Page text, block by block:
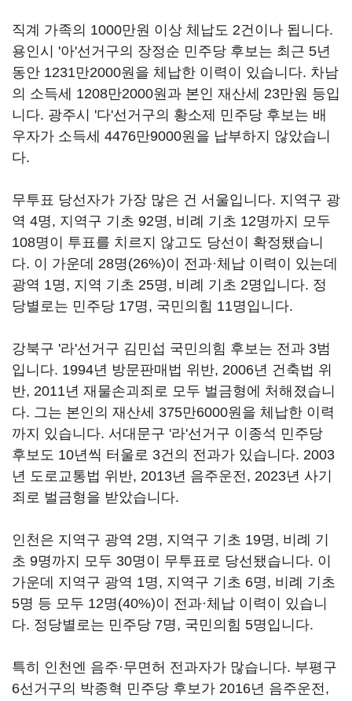
직계 가족의 1000만원 이상 체납도 2건이나 됩니다.
용인시 '아'선거구의 장정순 민주당 후보는 최근 5년
동안 1231만2000원을 체납한 이력이 있습니다. 차남
의 소득세 1208만2000원과 본인 재산세 23만원 등입
니다. 광주시 '다'선거구의 황소제 민주당 후보는 배
우자가 소득세 4476만9000원을 납부하지 않았습니
다.
무투표 당선자가 가장 많은 건 서울입니다. 지역구 광
역 4명, 지역구 기초 92명, 비례 기초 12명까지 모두
108명이 투표를 치르지 않고도 당선이 확정됐습니
다. 이 가운데 28명(26%)이 전과·체납 이력이 있는데
광역 1명, 지역 기초 25명, 비례 기초 2명입니다. 정
당별로는 민주당 17명, 국민의힘 11명입니다.
강북구 '라'선거구 김민섭 국민의힘 후보는 전과 3범
입니다. 1994년 방문판매법 위반, 2006년 건축법 위
반, 2011년 재물손괴죄로 모두 벌금형에 처해졌습니
다. 그는 본인의 재산세 375만6000원을 체납한 이력
까지 있습니다. 서대문구 '라'선거구 이종석 민주당
후보도 10년씩 터울로 3건의 전과가 있습니다. 2003
년 도로교통법 위반, 2013년 음주운전, 2023년 사기
죄로 벌금형을 받았습니다.
인천은 지역구 광역 2명, 지역구 기초 19명, 비례 기
초 9명까지 모두 30명이 무투표로 당선됐습니다. 이
가운데 지역구 광역 1명, 지역구 기초 6명, 비례 기초
5명 등 모두 12명(40%)이 전과·체납 이력이 있습니
다. 정당별로는 민주당 7명, 국민의힘 5명입니다.
특히 인천엔 음주·무면허 전과자가 많습니다. 부평구
6선거구의 박종혁 민주당 후보가 2016년 음주운전,